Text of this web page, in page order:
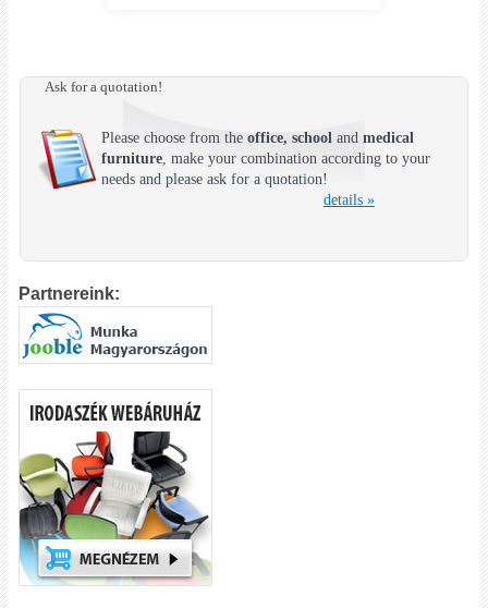
Ask for a quotation!
Please choose from the office, schooland medical
furniture, make your combination according to your
needs and please ask for a quotation!
details »
Partnereink: